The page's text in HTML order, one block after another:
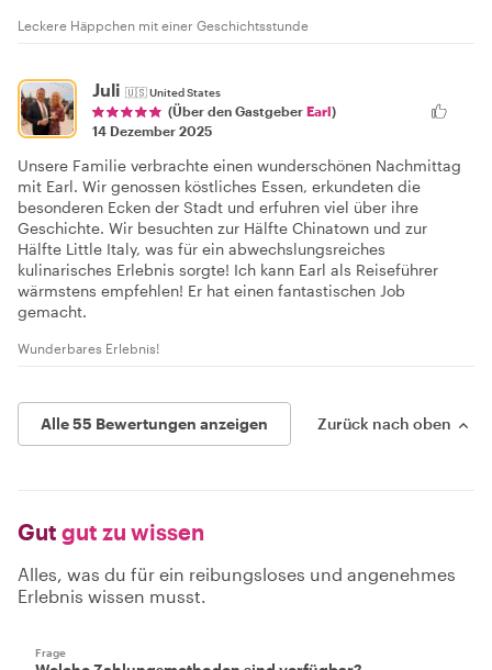
Leckere Häppchen mit einer Geschichtsstunde
Juli 🇺🇸United States
(Über den Gastgeber Earl)
14 Dezember 2025
Unsere Familie verbrachte einen wunderschönen Nachmittag
mit Earl. Wir genossen köstliches Essen, erkundeten die
besonderen Ecken der Stadt und erfuhren viel über ihre
Geschichte. Wir besuchten zur Hälfte Chinatown und zur
Hälfte Little Italy, was für ein abwechslungsreiches
kulinarisches Erlebnis sorgte! Ich kann Earl als Reiseführer
wärmstens empfehlen! Er hat einen fantastischen Job
gemacht.
Wunderbares Erlebnis!
Alle 55 Bewertungen anzeigen Zurück nach oben
Gut gut zu wissen
Alles, was du für ein reibungsloses und angenehmes
Erlebnis wissen musst.
Frage